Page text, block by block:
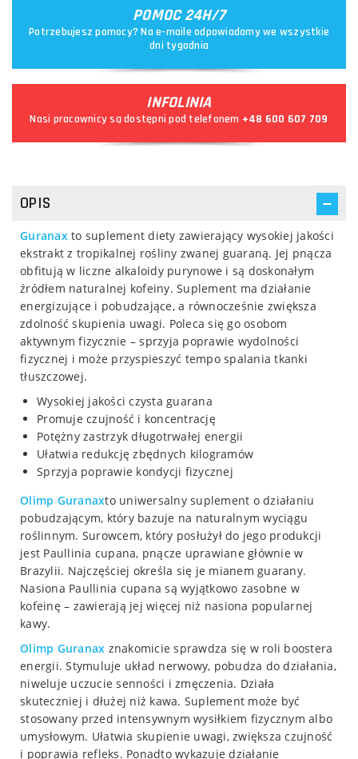
POMOC 24H/7
Potrzebujesz pomocy? Na e-maile odpowiadamy we wszystkie
dni tygodnia
INFOLINIA
Nasi pracownicy są dostępni pod telefonem +48 600 607 709
OPIS
Guranax to suplement diety zawierający wysokiej jakości
ekstrakt z tropikalnej rośliny zwanej guaraną. Jej pnącza
obfitują w liczne alkaloidy purynowe i są doskonałym
źródłem naturalnej kofeiny. Suplement ma działanie
energizujące i pobudzające, a równocześnie zwiększa
zdolność skupienia uwagi. Poleca się go osobom
aktywnym fizycznie – sprzyja poprawie wydolności
fizycznej i może przyspieszyć tempo spalania tkanki
tłuszczowej.
Wysokiej jakości czysta guarana
Promuje czujność i koncentrację
Potężny zastrzyk długotrwałej energii
Ułatwia redukcję zbędnych kilogramów
Sprzyja poprawie kondycji fizycznej
Olimp Guranaxto uniwersalny suplement o działaniu
pobudzającym, który bazuje na naturalnym wyciągu
roślinnym. Surowcem, który posłużył do jego produkcji
jest Paullinia cupana, pnącze uprawiane głównie w
Brazylii. Najczęściej określa się je mianem guarany.
Nasiona Paullinia cupana są wyjątkowo zasobne w
kofeinę – zawierają jej więcej niż nasiona popularnej
kawy.
Olimp Guranax znakomicie sprawdza się w roli boostera
energii. Stymuluje układ nerwowy, pobudza do działania,
niweluje uczucie senności i zmęczenia. Działa
skuteczniej i dłużej niż kawa. Suplement może być
stosowany przed intensywnym wysiłkiem fizycznym albo
umysłowym. Ułatwia skupienie uwagi, zwiększa czujność
i poprawia refleks. Ponadto wykazuje działanie